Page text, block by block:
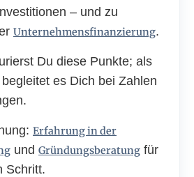
– und zu
Unternehmensfinanzierung.
Du diese Punkte; als
es Dich bei Zahlen
Erfahrung in der
und Gründungsberatung für
Schritt.